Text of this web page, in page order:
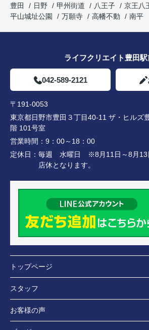
豊田
日野 甲州街道 八王子 京王八
平山城址公園
万願寺 高幡不動 南平
ライフクリエイト豊田駅
042-589-2121
〒191-0053
東京都日野市豊田３丁目40-11 ザ・ヒルズ
階 101号室
営業時間： 9：00～18：00
定休日： 毎週 水曜日 ※8月11日～8月13
店休となります。
トップページ
スタッフ
お客様の声